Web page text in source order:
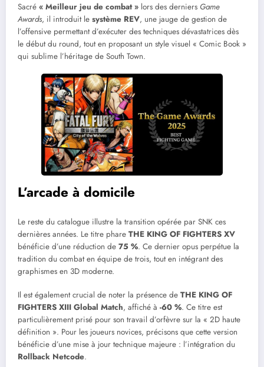
Sacré « Meilleur jeu de combat » lors des derniers Game
Awards, il introduit le système REV, une jauge de gestion de
l’offensive permettant d’exécuter des techniques dévastatrices dès
le début du round, tout en proposant un style visuel « Comic Book »
qui sublime l’héritage de South Town.
L’arcade à domicile
Le reste du catalogue illustre la transition opérée par SNK ces
dernières années. Le titre phare THE KING OF FIGHTERS XV
bénéficie d’une réduction de 75 %. Ce dernier opus perpétue la
tradition du combat en équipe de trois, tout en intégrant des
graphismes en 3D moderne.
Il est également crucial de noter la présence de THE KING OF
FIGHTERS XIII Global Match, affiché à -60 %. Ce titre est
particulièrement prisé pour son travail d’orfèvre sur la « 2D haute
définition ». Pour les joueurs novices, précisons que cette version
bénéficie d’une mise à jour technique majeure : l’intégration du
Rollback Netcode.